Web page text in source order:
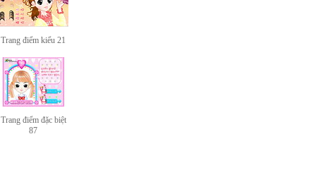
Trang điểm kiểu 21
Trang điểm đặc biệt
87